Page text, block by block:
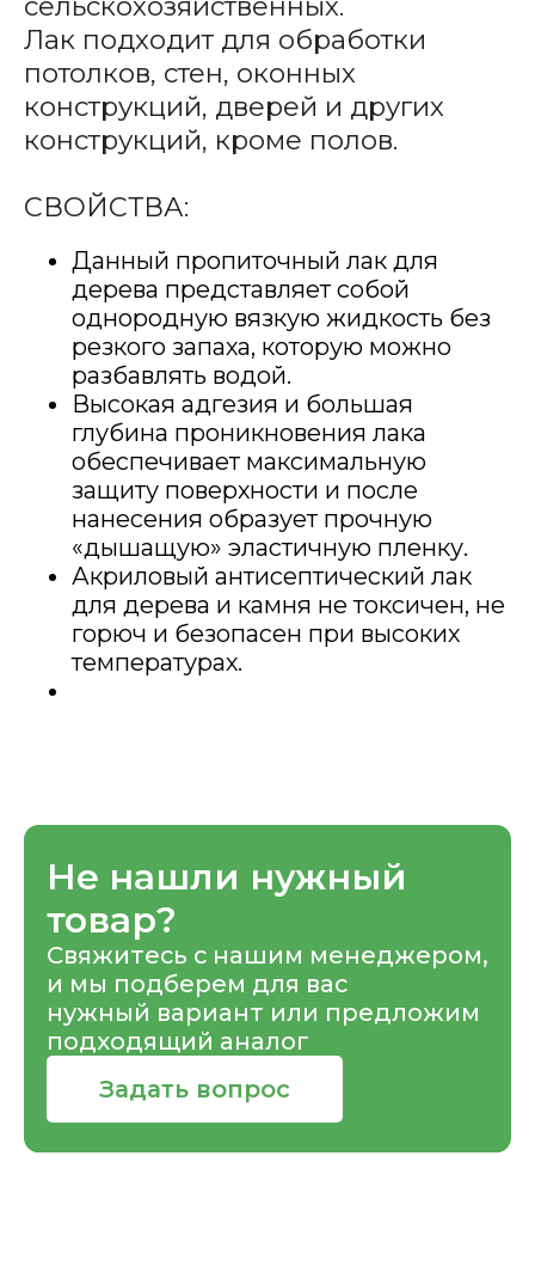
Лак подходит для обработки
потолков, стен, оконных
конструкций, дверей и других
конструкций, кроме полов.
СВОЙСТВА:
Данный пропиточный лак для
дерева представляет собой
однородную вязкую жидкость без
резкого запаха, которую можно
разбавлять водой.
Высокая адгезия и большая
глубина проникновения лака
обеспечивает максимальную
защиту поверхности и после
нанесения образует прочную
«дышащую» эластичную пленку.
Акриловый антисептический лак
для дерева и камня не токсичен, не
горюч и безопасен при высоких
температурах.
Не нашли нужный
товар?
Свяжитесь с нашим менеджером,
и мы подберем для вас
нужный вариант или предложим
подходящий аналог
Задать вопрос